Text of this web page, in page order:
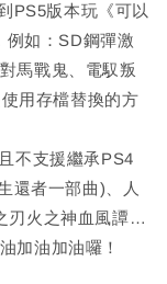
PS5版本玩《可以
例如：SD鋼彈激
馬戰鬼、電馭叛
用存檔替換的方
不支援繼承PS4
還者一部曲)、人
刃火之神血風譚…
加油加油囉！